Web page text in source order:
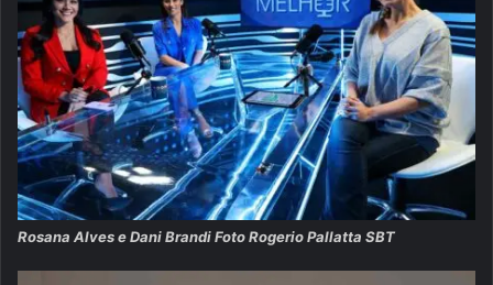
Rosana Alves e Dani Brandi Foto Rogerio Pallatta SBT